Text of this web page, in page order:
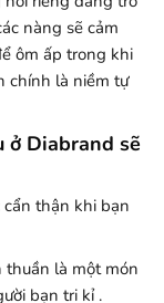
nàng sẽ cảm
ôm ấp trong khi
chính là niềm tự
ở Diabrand sẽ
cẩn thận khi bạn
thuần là một món
bạn tri kỉ .